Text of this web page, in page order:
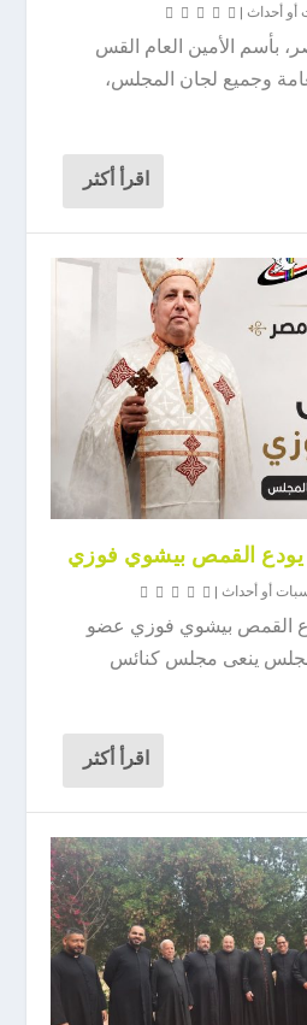
أو أحداث |
بأسم الأمين العام القس
وجميع لجان المجلس،
اقرأ أكثر
القمص بيشوي فوزي
أو أحداث |
القمص بيشوي فوزي عضو
ينعى مجلس كنائس
اقرأ أكثر